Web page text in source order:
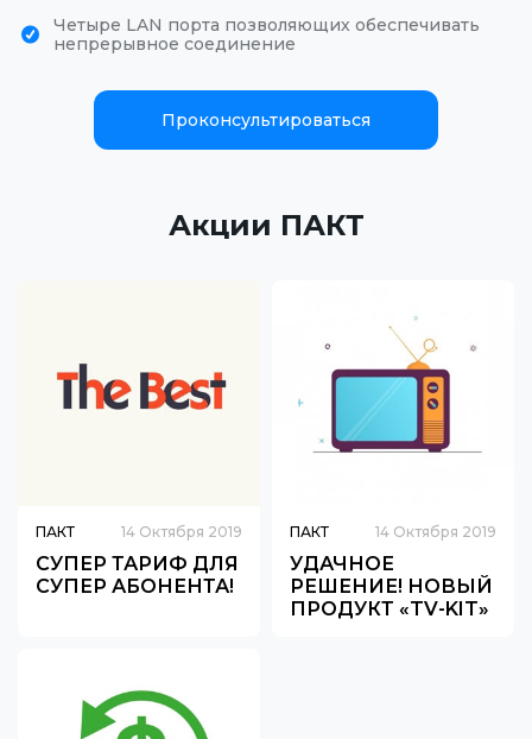
Четыре LAN порта позволяющих обеспечивать
непрерывное соединение
Проконсультироваться
Акции ПАКТ
ПАКТ 14 Октября 2019
СУПЕР ТАРИФ ДЛЯ
СУПЕР АБОНЕНТА!
ПАКТ 14 Октября 2019
УДАЧНОЕ
РЕШЕНИЕ! НОВЫЙ
ПРОДУКТ «TV-KIT»